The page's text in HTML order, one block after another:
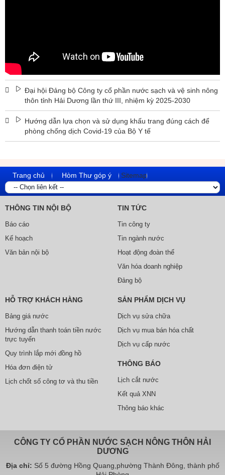
Đại hội Đảng bộ Công ty cổ phần nước sạch và vệ sinh nông
thôn tỉnh Hải Dương lần thứ III, nhiệm kỳ 2025-2030
Hướng dẫn lựa chọn và sử dụng khấu trang đúng cách để
phòng chống dịch Covid-19 của Bộ Y tế
Trang chủ Hòm Thư góp ý Sitemap
THÔNG TIN NỘI BỘ
Báo cáo
Kế hoạch
Văn bản nội bộ
TIN TỨC
Tin công ty
Tin ngành nước
Hoạt động đoàn thể
Văn hóa doanh nghiệp
Đảng bộ
HỖ TRỢ KHÁCH HÀNG
Bảng giá nước
Hướng dẫn thanh toán tiền nước
trực tuyến
Quy trình lắp mới đồng hồ
Hóa đơn điện tử
Lịch chốt số công tơ và thu tiền
SẢN PHẨM DỊCH VỤ
Dịch vụ sửa chữa
Dịch vụ mua bán hóa chất
Dịch vụ cấp nước
THÔNG BÁO
Lịch cắt nước
Kết quả XNN
Thông báo khác
CÔNG TY CỔ PHẦN NƯỚC SẠCH NÔNG THÔN HẢI
DƯƠNG
Địa chỉ: Số 5 đường Hồng Quang,phường Thành Đông, thành phố